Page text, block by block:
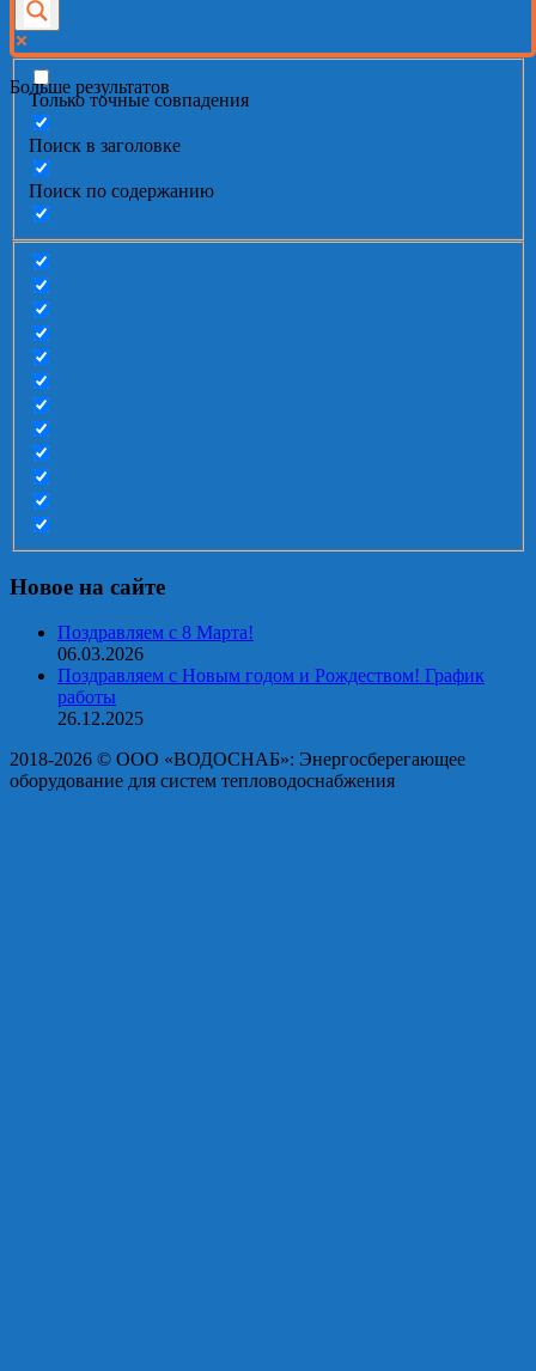
Больше результатов
Только точные совпадения
Поиск в заголовке
Поиск по содержанию
Новое на сайте
Поздравляем с 8 Марта!
06.03.2026
Поздравляем с Новым годом и Рождеством! График
работы
26.12.2025
2018-2026 © OOO «ВОДОСНАБ»: Энергосберегающее
оборудование для систем тепловодоснабжения